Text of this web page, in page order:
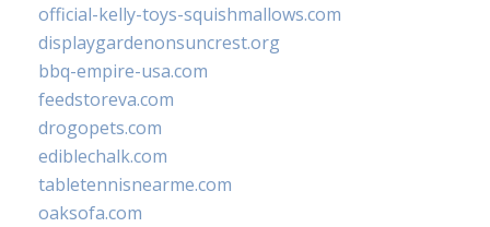
official-kelly-toys-squishmallows.com
displaygardenonsuncrest.org
bbq-empire-usa.com
feedstoreva.com
drogopets.com
ediblechalk.com
tabletennisnearme.com
oaksofa.com